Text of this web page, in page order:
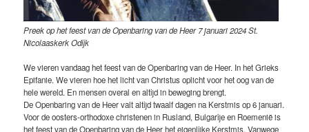
Preek op het feest van de Openbaring van de Heer 7 januari 2024St.
Nicolaaskerk Odijk
We vieren vandaag het feest van de Openbaring van de Heer. In het Grieks
Epifanie. We vieren hoe het licht van Christus oplicht voor het oog van de
hele wereld. En mensen overal en altijd in beweging brengt.
De Openbaring van de Heer valt altijd twaalf dagen na Kerstmis op 6 januari.
Voor de oosters-orthodoxe christenen in Rusland, Bulgarije en Roemenië is
het feest van de Openbaring van de Heer het eigenlijke Kerstmis. Vanwege